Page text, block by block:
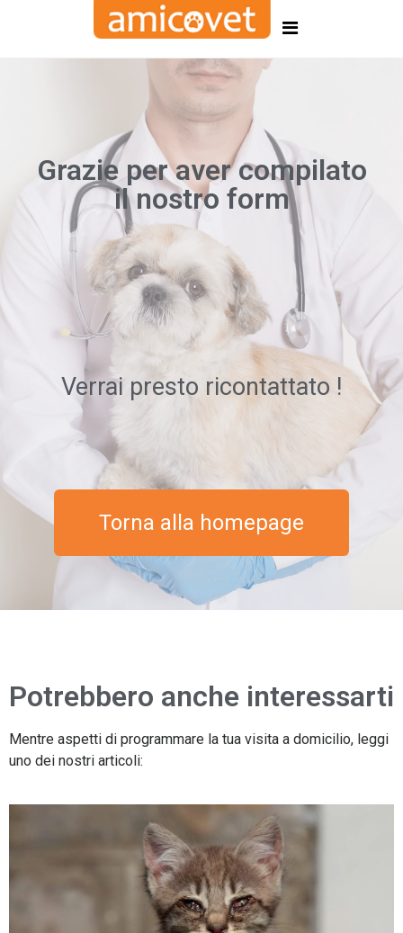
Grazie per aver compilato
il nostro form
Verrai presto ricontattato !
Torna alla homepage
Potrebbero anche interessarti
Mentre aspetti di programmare la tua visita a domicilio, leggi
uno dei nostri articoli: